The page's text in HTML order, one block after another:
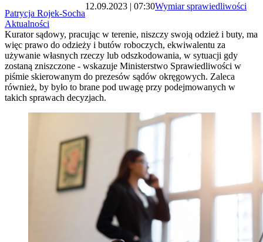
Patrycja Rojek-Socha
12.09.2023 | 07:30Wymiar sprawiedliwości
Aktualności
Kurator sądowy, pracując w terenie, niszczy swoją odzież i buty, ma
więc prawo do odzieży i butów roboczych, ekwiwalentu za
używanie własnych rzeczy lub odszkodowania, w sytuacji gdy
zostaną zniszczone - wskazuje Ministerstwo Sprawiedliwości w
piśmie skierowanym do prezesów sądów okręgowych. Zaleca
również, by było to brane pod uwagę przy podejmowanych w
takich sprawach decyzjach.